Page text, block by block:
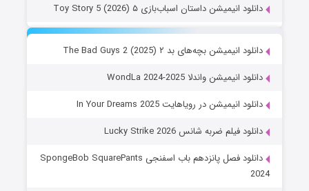
دانلود انیمیشن داستان اسباب‌بازی ۵ Toy Story 5 (2026)
دانلود انیمیشن بچه‌های بد ۲ The Bad Guys 2 (2025)
دانلود انیمیشن واندلا WondLa 2024-2025
دانلود انیمیشن در رویاهایت In Your Dreams 2025
دانلود فیلم ضربه شانس Lucky Strike 2026
دانلود فصل پانزدهم باب اسفنجی SpongeBob SquarePants
2024